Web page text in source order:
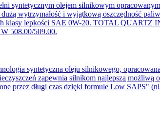
olejem silnikowym
wytrzymałość i wyjątkową oszczędność
klasy lepkości SAE 0W-20. TOTAL QUARTZ
508.00/509.00.
syntetyczna oleju silnikowego,
zapewnia silnikom najlepszą możliwą
przez długi czas dzięki formule Low SAPS"